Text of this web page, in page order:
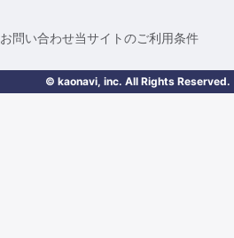
お問い合わせ当サイトのご利用条件
© kaonavi, inc. All Rights Reserved.